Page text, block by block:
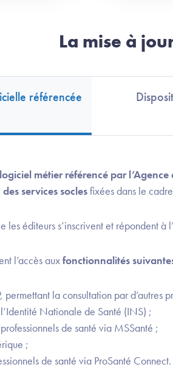
La mise à
référencée
logiciel métier référencé par
services soclesfixées dans le
les éditeurs s’inscrivent et répondent à
l’accès auxfonctionnalités
permettant la consultation par
Nationale de Santé (INS) ;
de santé via MSSanté ;
;
de santé via ProSanté Connect.